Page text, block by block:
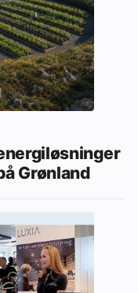
Grønland